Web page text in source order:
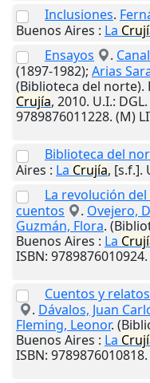
Inclusiones.
Buenos Aires : La
Ensayos
.
(1897-1982); Arias
(Biblioteca del norte).
Crujía, 2010. U.I.:
9789876011228. (M)
Biblioteca del
Aires : La Crujía, [s.f.].
La revolución
cuentos
. Ovejero,
Guzmán, Flora.
Buenos Aires : La
ISBN: 9789876010924.
Cuentos y
. Dávalos, Juan
Fleming, Leonor.
Buenos Aires : La
ISBN: 9789876010818.